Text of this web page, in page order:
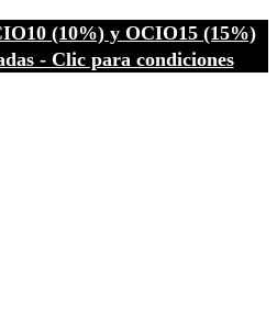
(10%) y OCIO15 (15%)
- Clic para condiciones